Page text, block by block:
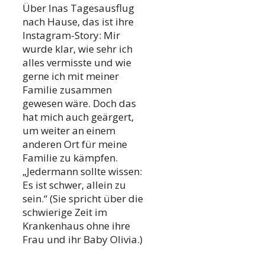
Über Inas Tagesausflug
nach Hause, das ist ihre
Instagram-Story: Mir
wurde klar, wie sehr ich
alles vermisste und wie
gerne ich mit meiner
Familie zusammen
gewesen wäre. Doch das
hat mich auch geärgert,
um weiter an einem
anderen Ort für meine
Familie zu kämpfen.
„Jedermann sollte wissen:
Es ist schwer, allein zu
sein.“ (Sie spricht über die
schwierige Zeit im
Krankenhaus ohne ihre
Frau und ihr Baby Olivia.)